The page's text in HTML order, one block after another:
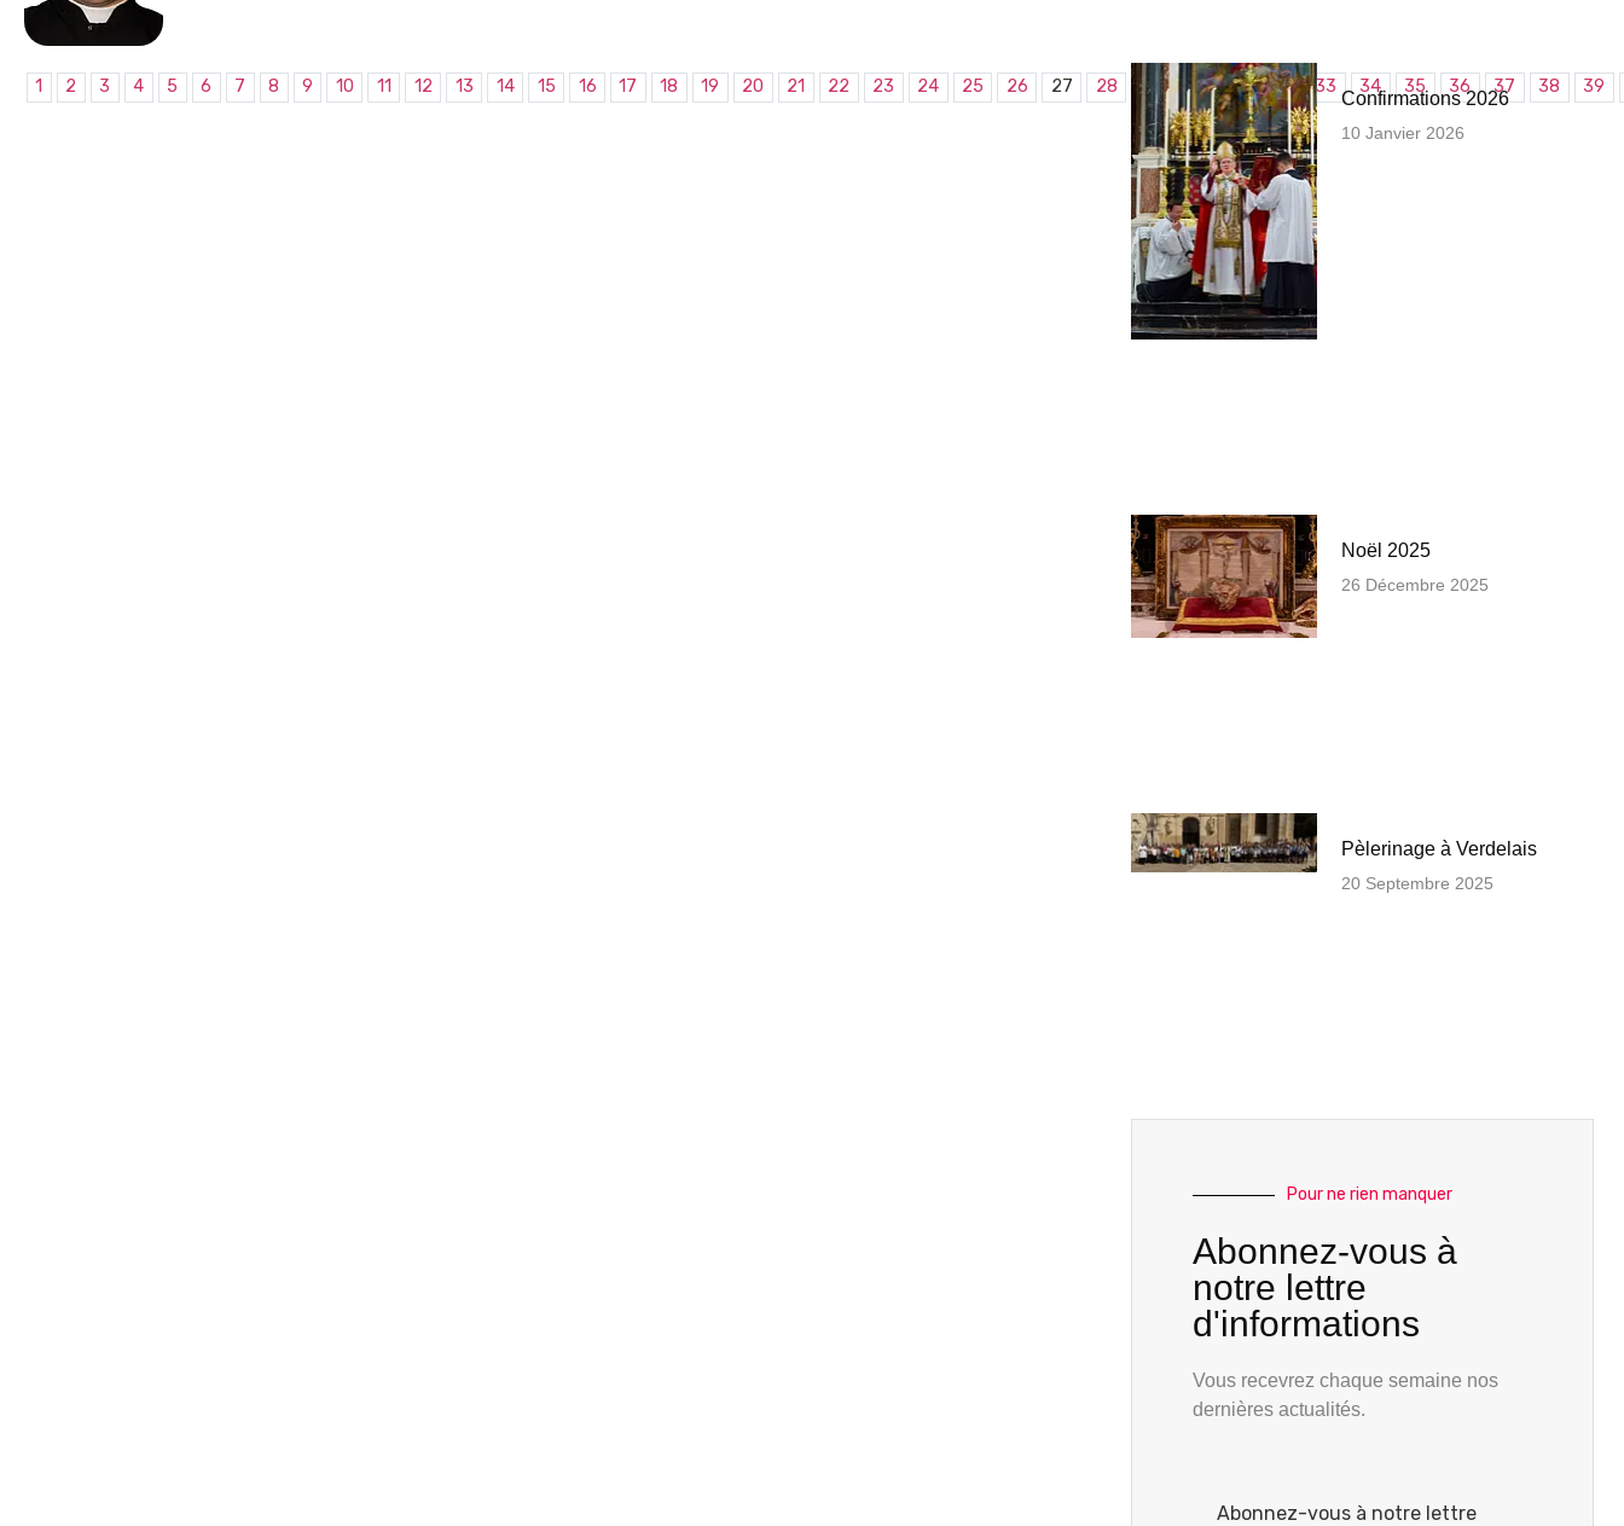
1 2 3 4 5 6 7 8 9 10 11 12 13 14 15 16 17 18 19 20 21 22 23 24 25 26 27 28 29 30 31 32 33 34 35 36 37 38 39
Confirmations 2026
10 Janvier 2026
Noël 2025
26 Décembre 2025
Pèlerinage à Verdelais
20 Septembre 2025
Pour ne rien manquer
Abonnez-vous à
notre lettre
d'informations
Vous recevrez chaque semaine nos
dernières actualités.
Abonnez-vous à notre lettre